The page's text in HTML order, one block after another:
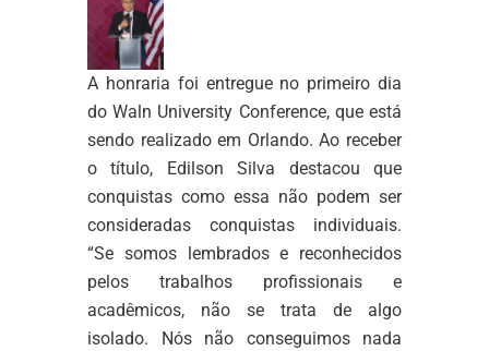
A honraria foi entregue no primeiro dia
do Waln University Conference, que está
sendo realizado em Orlando. Ao receber
o título, Edilson Silva destacou que
conquistas como essa não podem ser
consideradas conquistas individuais.
“Se somos lembrados e reconhecidos
pelos trabalhos profissionais e
acadêmicos, não se trata de algo
isolado. Nós não conseguimos nada